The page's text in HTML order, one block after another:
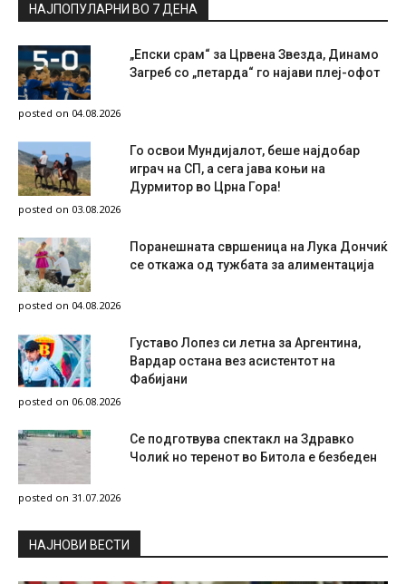
НАЈПОПУЛАРНИ ВО 7 ДЕНА
„Епски срам“ за Црвена Звезда, Динамо
Загреб со „петарда“ го најави плеј-офот
posted on 04.08.2026
Го освои Мундијалот, беше најдобар
играч на СП, а сега јава коњи на
Дурмитор во Црна Гора!
posted on 03.08.2026
Поранешната свршеница на Лука Дончиќ
се откажа од тужбата за алиментација
posted on 04.08.2026
Густаво Лопез си летна за Аргентина,
Вардар остана вез асистентот на
Фабијани
posted on 06.08.2026
Се подготвува спектакл на Здравко
Чолиќ но теренот во Битола е безбеден
posted on 31.07.2026
НAЈНОВИ ВЕСТИ